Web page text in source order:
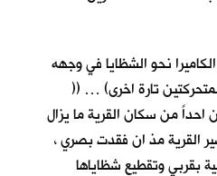
نحو الشظايا في وجهه
تارة اخرى) … ((
احداً من سكان القرية ما يزال
القرية مذ ان فقدت بصري ،
بقربي وتقطيع شظاياها